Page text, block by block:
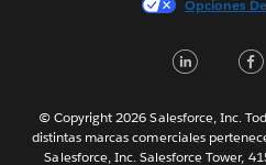
한국어
Opciones
© Copyright 2026 Salesforce, Inc.
distintas marcas comerciales
Salesforce, Inc. Salesforce Tower,